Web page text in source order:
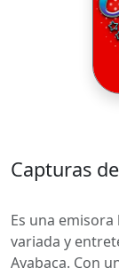
Capturas
Es una
variada y
Ayabaca. Con